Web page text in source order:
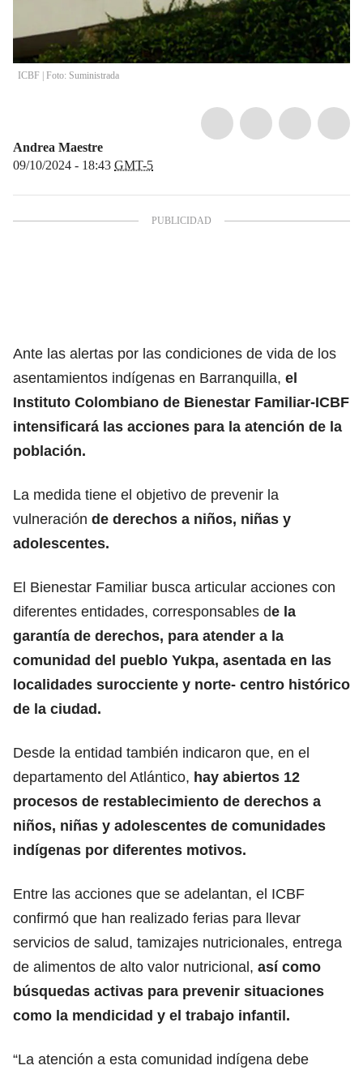
ICBF | Foto: Suministrada
Andrea Maestre
09/10/2024 - 18:43 GMT-5
Ante las alertas por las condiciones de vida de los
asentamientos indígenas en Barranquilla, el
Instituto Colombiano de Bienestar Familiar-ICBF
intensificará las acciones para la atención de la
población.
La medida tiene el objetivo de prevenir la
vulneración de derechos a niños, niñas y
adolescentes.
El Bienestar Familiar busca articular acciones con
diferentes entidades, corresponsables de la
garantía de derechos, para atender a la
comunidad del pueblo Yukpa, asentada en las
localidades surocciente y norte- centro histórico
de la ciudad.
Desde la entidad también indicaron que, en el
departamento del Atlántico, hay abiertos 12
procesos de restablecimiento de derechos a
niños, niñas y adolescentes de comunidades
indígenas por diferentes motivos.
Entre las acciones que se adelantan, el ICBF
confirmó que han realizado ferias para llevar
servicios de salud, tamizajes nutricionales, entrega
de alimentos de alto valor nutricional, así como
búsquedas activas para prevenir situaciones
como la mendicidad y el trabajo infantil.
“La atención a esta comunidad indígena debe